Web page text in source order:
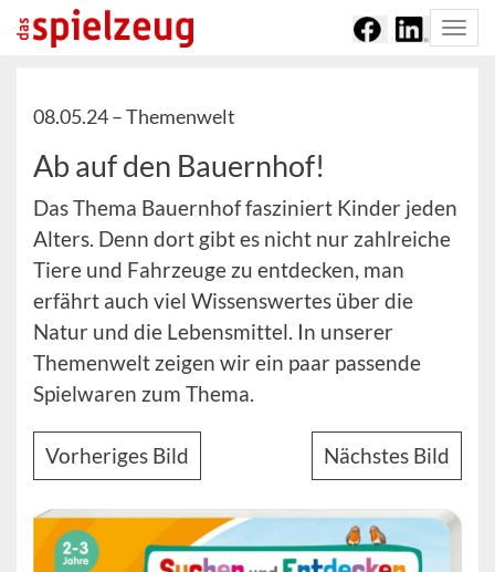
08.05.24 –Themenwelt
Ab auf den Bauernhof!
Das Thema Bauernhof fasziniert Kinder jeden
Alters. Denn dort gibt es nicht nur zahlreiche
Tiere und Fahrzeuge zu entdecken, man
erfährt auch viel Wissenswertes über die
Natur und die Lebensmittel. In unserer
Themenwelt zeigen wir ein paar passende
Spielwaren zum Thema.
Vorheriges Bild Nächstes Bild